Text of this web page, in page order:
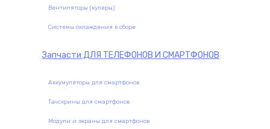
Вентиляторы (кулеры)
Системы охлаждения в сборе
Запчасти ДЛЯ ТЕЛЕФОНОВ И СМАРТФОНОВ
Аккумуляторы для смартфонов
Тачскрины для смартфонов
Модули и экраны для смартфонов